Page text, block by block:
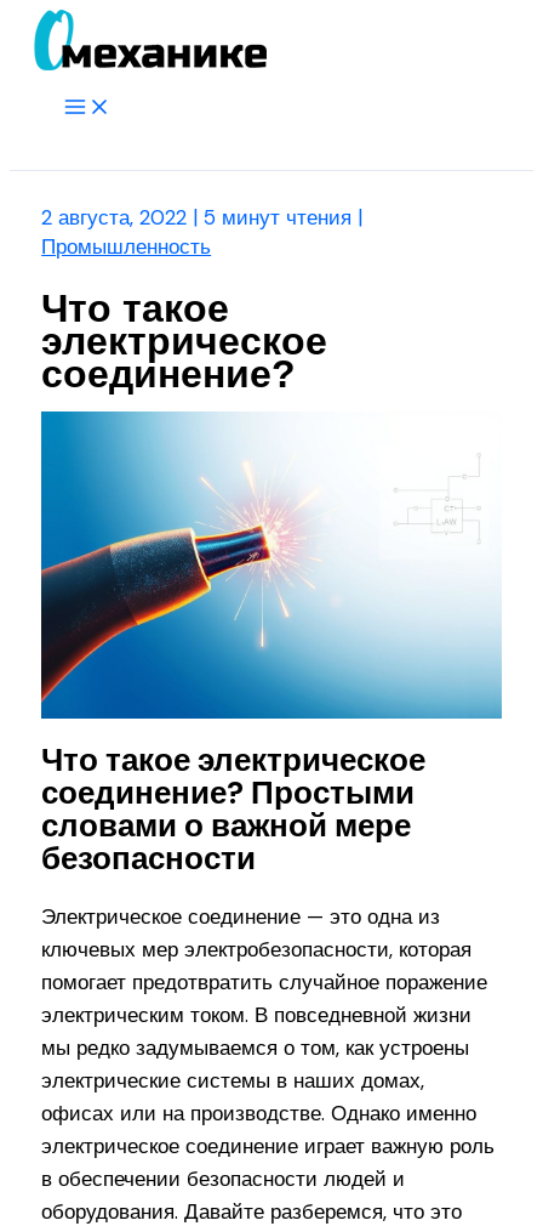
Перейти
Main
2 августа, 2022 |5 минут чтения |
Промышленность
Что такое
электрическое
соединение?
Что такое электрическое
соединение? Простыми
словами о важной мере
безопасности
Электрическое соединение — это одна из
ключевых мер электробезопасности, которая
помогает предотвратить случайное поражение
электрическим током. В повседневной жизни
мы редко задумываемся о том, как устроены
электрические системы в наших домах,
офисах или на производстве. Однако именно
электрическое соединение играет важную роль
в обеспечении безопасности людей и
оборудования. Давайте разберемся, что это